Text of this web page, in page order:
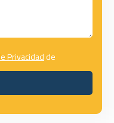
Privacidadde